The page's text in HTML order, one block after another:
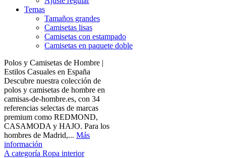
Temas
Tamaños grandes
Camisetas lisas
Camisetas con estampado
Camisetas en paquete doble
Polos y Camisetas de Hombre |
Estilos Casuales en España
Descubre nuestra colección de
polos y camisetas de hombre en
camisas-de-hombre.es, con 34
referencias selectas de marcas
premium como REDMOND,
CASAMODA y HAJO. Para los
hombres de Madrid,... Más
información
A categoría Ropa interior